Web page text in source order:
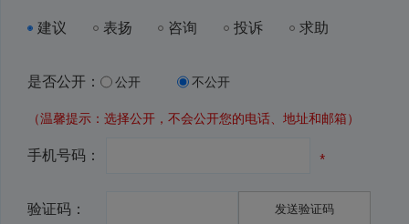
建议 表扬 咨询 投诉 求助
是否公开： 公开 不公开
（温馨提示：选择公开，不会公开您的电话、地址和邮箱）
手机号码：
验证码：